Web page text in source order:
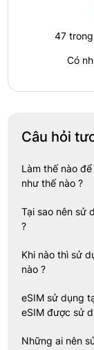
47
Có
Câu hỏi
Làm thế nào
như thế nào ?
Tại sao nên sử
?
Khi nào thì sử
nào ?
eSIM sử dụng
eSIM được sử
Những ai nên